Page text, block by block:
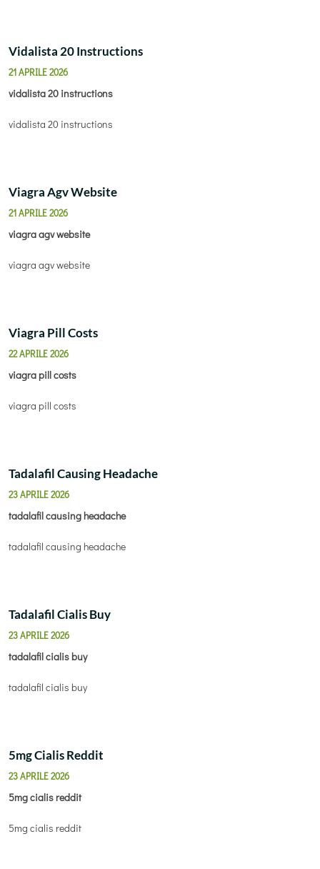
Vidalista 20 Instructions
21 APRILE 2026
vidalista 20 instructions
vidalista 20 instructions
Viagra Agv Website
21 APRILE 2026
viagra agv website
viagra agv website
Viagra Pill Costs
22 APRILE 2026
viagra pill costs
viagra pill costs
Tadalafil Causing Headache
23 APRILE 2026
tadalafil causing headache
tadalafil causing headache
Tadalafil Cialis Buy
23 APRILE 2026
tadalafil cialis buy
tadalafil cialis buy
5mg Cialis Reddit
23 APRILE 2026
5mg cialis reddit
5mg cialis reddit